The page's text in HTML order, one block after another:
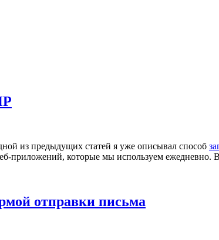
из предыдущих статей я уже описывал способ
приложений, которые мы используем
отправки письма